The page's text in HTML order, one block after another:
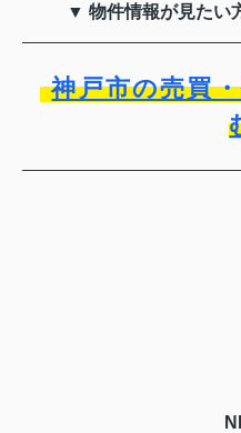
▼ 物件情報が見たい
神戸市の売買